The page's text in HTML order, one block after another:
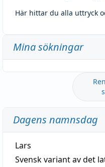
Här hittar du alla uttryck
Mina sökningar
Dagens namnsdag
Lars
Svensk variant av det